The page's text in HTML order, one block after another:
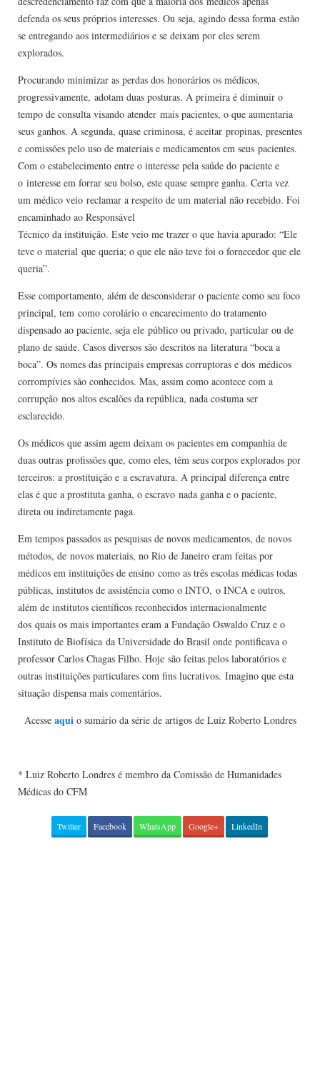
defenda os seus próprios interesses. Ou seja, agindo dessa forma estão
se entregando aos intermediários e se deixam por eles serem
explorados.
Procurando minimizar as perdas dos honorários os médicos,
progressivamente, adotam duas posturas. A primeira é diminuir o
tempo de consulta visando atender mais pacientes, o que aumentaria
seus ganhos. A segunda, quase criminosa, é aceitar propinas, presentes
e comissões pelo uso de materiais e medicamentos em seus pacientes.
Com o estabelecimento entre o interesse pela saúde do paciente e
o interesse em forrar seu bolso, este quase sempre ganha. Certa vez
um médico veio reclamar a respeito de um material não recebido. Foi
encaminhado ao Responsável
Técnico da instituição. Este veio me trazer o que havia apurado: “Ele
teve o material que queria; o que ele não teve foi o fornecedor que ele
queria”.
Esse comportamento, além de desconsiderar o paciente como seu foco
principal, tem como corolário o encarecimento do tratamento
dispensado ao paciente, seja ele público ou privado, particular ou de
plano de saúde. Casos diversos são descritos na literatura “boca a
boca”. Os nomes das principais empresas corruptoras e dos médicos
corrompívies são conhecidos. Mas, assim como acontece com a
corrupção nos altos escalões da república, nada costuma ser
esclarecido.
Os médicos que assim agem deixam os pacientes em companhia de
duas outras profissões que, como eles, têm seus corpos explorados por
terceiros: a prostituição e a escravatura. A principal diferença entre
elas é que a prostituta ganha, o escravo nada ganha e o paciente,
direta ou indiretamente paga.
Em tempos passados as pesquisas de novos medicamentos, de novos
métodos, de novos materiais, no Rio de Janeiro eram feitas por
médicos em instituições de ensino como as três escolas médicas todas
públicas, institutos de assistência como o INTO, o INCA e outros,
além de institutos científicos reconhecidos internacionalmente
dos quais os mais importantes eram a Fundação Oswaldo Cruz e o
Instituto de Biofísica da Universidade do Brasil onde pontificava o
professor Carlos Chagas Filho. Hoje são feitas pelos laboratórios e
outras instituições particulares com fins lucrativos. Imagino que esta
situação dispensa mais comentários.
Acesse aquio sumário da série de artigos de Luiz Roberto Londres
* Luiz Roberto Londres é membro da Comissão de Humanidades
Médicas do CFM
Twitter Facebook WhatsApp Google+ LinkedIn